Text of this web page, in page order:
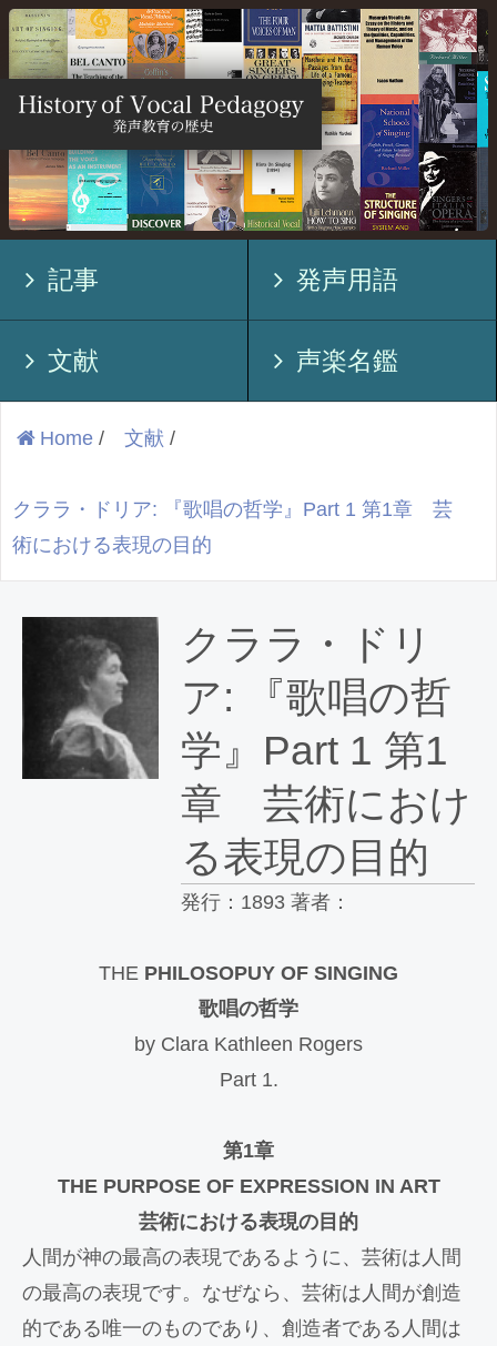
記事 発声用語
文献 声楽名鑑
Home / 文献 /
クララ・ドリア: 『歌唱の哲学』Part 1 第1章 芸
術における表現の目的
クララ・ドリ
ア: 『歌唱の哲
学』Part 1 第1
章 芸術におけ
る表現の目的
発行：1893 著者：
THE PHILOSOPUY OF SINGING
歌唱の哲学
by Clara Kathleen Rogers
Part 1.
第1章
THE PURPOSE OF EXPRESSION IN ART
芸術における表現の目的
人間が神の最高の表現であるように、芸術は人間
の最高の表現です。なぜなら、芸術は人間が創造
的である唯一のものであり、創造者である人間は